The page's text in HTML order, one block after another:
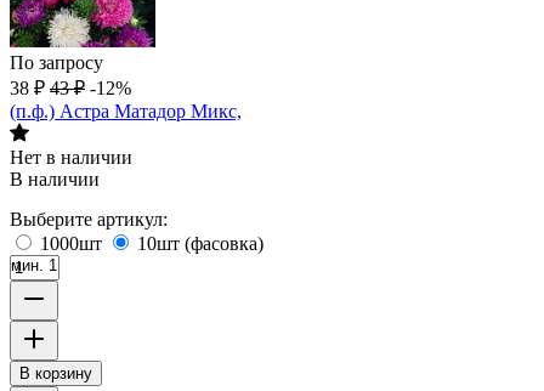
По запросу
38 ₽ 43 ₽ -12%
(п.ф.) Астра Матадор Микс,
Нет в наличии
В наличии
Выберите артикул:
1000шт
10шт (фасовка)
мин. 1
В корзину